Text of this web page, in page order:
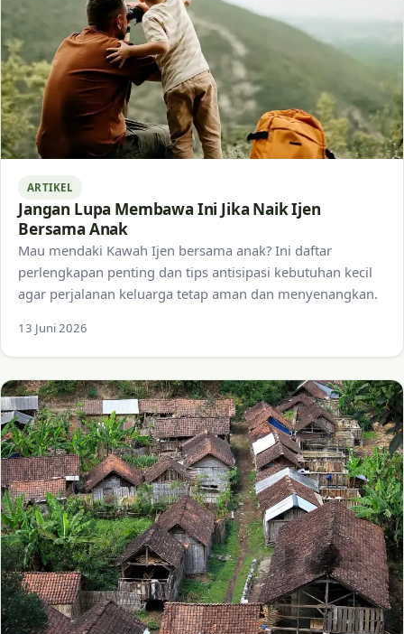
ARTIKEL
Jangan Lupa Membawa Ini Jika Naik Ijen
Bersama Anak
Mau mendaki Kawah Ijen bersama anak? Ini daftar
perlengkapan penting dan tips antisipasi kebutuhan kecil
agar perjalanan keluarga tetap aman dan menyenangkan.
13 Juni 2026